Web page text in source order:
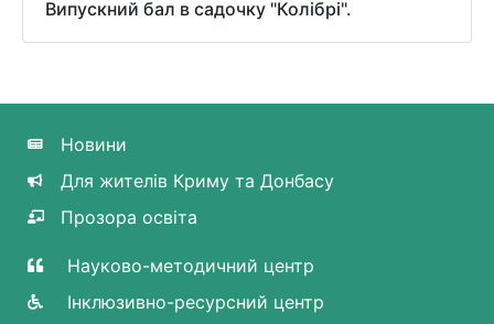
Випускний бал в садочку "Колібрі".
Новини
Для жителів Криму та Донбасу
Прозора освіта
Науково-методичний центр
Інклюзивно-ресурсний центр